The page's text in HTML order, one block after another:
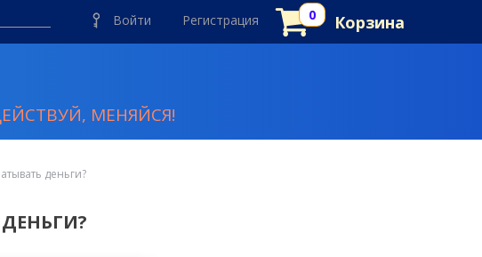
Войти Регистрация Корзина
МЕНЯЙСЯ!
деньги?